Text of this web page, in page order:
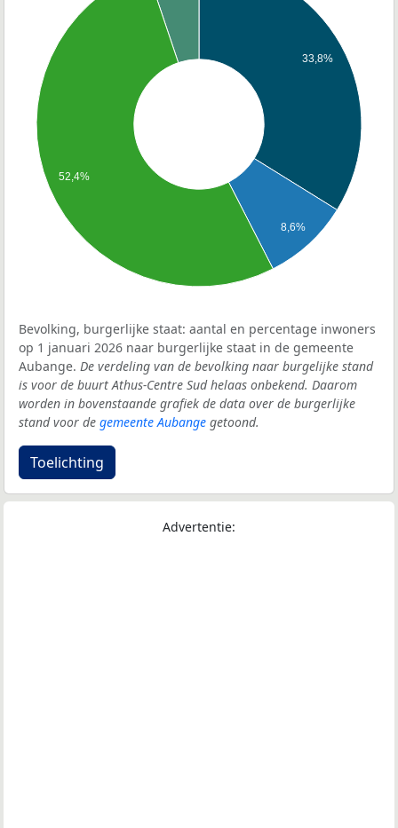
33,8%
8,6%
52,4%
Bevolking, burgerlijke staat: aantal en percentage inwoners
op 1 januari 2026 naar burgerlijke staat in de gemeente
Aubange. De verdeling van de bevolking naar burgelijke stand
is voor de buurt Athus-Centre Sud helaas onbekend. Daarom
worden in bovenstaande grafiek de data over de burgerlijke
stand voor de gemeente Aubange getoond.
Toelichting
Advertentie: